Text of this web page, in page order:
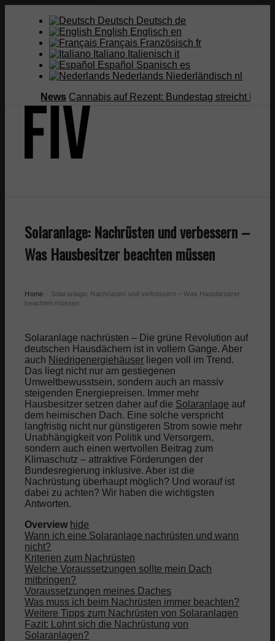
Deutsch Deutsch de
English Englisch en
Français Französisch fr
Italiano Italienisch it
Español Spanisch es
Nederlands Niederländisch nl
News Cannabis auf Rezept: Bundestag streicht
Menü Menü
Solaranlage: Nachrüsten und verbessern –
Was Hausbesitzer beachten müssen
Home
Solaranlage: Nachrüsten und verbessern – Was Hausbesitzer
beachten müssen
Solaranlage nachrüsten – Die grüne Revolution auf
deutschen Hausdächern ist in vollem Gange. Aber
auch Niedrigenergiehäuser liegen voll im Trend.
Das liegt nicht nur am gestiegenen
Umweltbewusstsein, sondern auch an massiv
steigenden Energiepreisen. Immer mehr
Hausbesitzer setzen daher auf die Solaranlage auf
dem heimischen Dach. Eine solche verspricht
langfristig nicht nur günstigeren Strom sowie mehr
Unabhängigkeit von Politik und Versorgern,
sondern auch einen wertvollen Beitrag zum
Klimaschutz – attraktive Förderungen der
Bundesregierung inklusive. Aber ist die
Nachrüstung überhaupt möglich? Und worauf ist
dabei zu achten? Wir haben die wichtigsten
Antworten.
Overview hide
Wann ich eine Solaranlage nachrüsten und wann
nicht?
Kriterien zum Nachrüsten
Welche Voraussetzungen sollte mein Dach
mitbringen?
Voraussetzungen meines Daches
Was muss ich beim Nachrüsten immer beachten?
Weitere Tipps zum Nachrüsten von Solaranlagen
Fazit: Lohnt sich die Nachrüstung von
Solaranlagen?